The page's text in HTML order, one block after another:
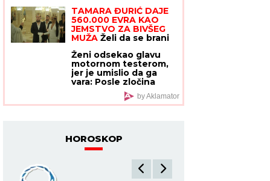
PONIZIO, a onda
potezom iznenadio
javnost!
TAMARA ĐURIĆ DAJE
560.000 EVRA KAO
JEMSTVO ZA BIVŠEG
MUŽA Želi da se brani
da bi i on to uradio za
mene", ovo su svi
detalji
Ženi odsekao glavu
motornom testerom,
jer je umislio da ga
vara: Posle zločina
pobegao, niko ne zna
by Aklamator
HOROSKOP